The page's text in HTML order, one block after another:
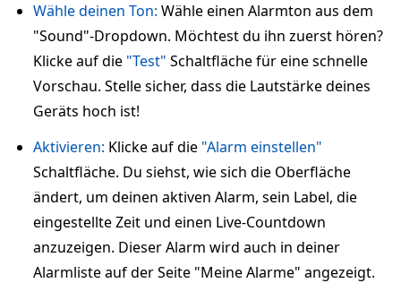
Wähle deinen Ton: Wähle einen Alarmton aus dem
"Sound"-Dropdown. Möchtest du ihn zuerst hören?
Klicke auf die "Test" Schaltfläche für eine schnelle
Vorschau. Stelle sicher, dass die Lautstärke deines
Geräts hoch ist!
Aktivieren: Klicke auf die "Alarm einstellen"
Schaltfläche. Du siehst, wie sich die Oberfläche
ändert, um deinen aktiven Alarm, sein Label, die
eingestellte Zeit und einen Live-Countdown
anzuzeigen. Dieser Alarm wird auch in deiner
Alarmliste auf der Seite "Meine Alarme" angezeigt.